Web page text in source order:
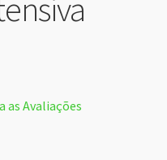
as Avaliações